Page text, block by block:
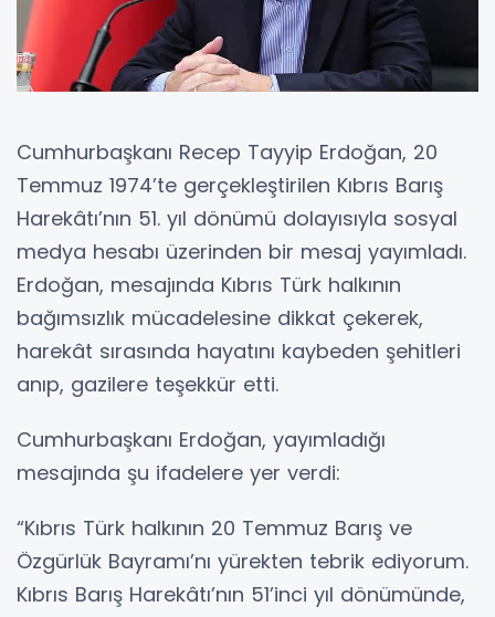
Cumhurbaşkanı Recep Tayyip Erdoğan, 20
Temmuz 1974’te gerçekleştirilen Kıbrıs Barış
Harekâtı’nın 51. yıl dönümü dolayısıyla sosyal
medya hesabı üzerinden bir mesaj yayımladı.
Erdoğan, mesajında Kıbrıs Türk halkının
bağımsızlık mücadelesine dikkat çekerek,
harekât sırasında hayatını kaybeden şehitleri
anıp, gazilere teşekkür etti.
Cumhurbaşkanı Erdoğan, yayımladığı
mesajında şu ifadelere yer verdi:
“Kıbrıs Türk halkının 20 Temmuz Barış ve
Özgürlük Bayramı’nı yürekten tebrik ediyorum.
Kıbrıs Barış Harekâtı’nın 51’inci yıl dönümünde,